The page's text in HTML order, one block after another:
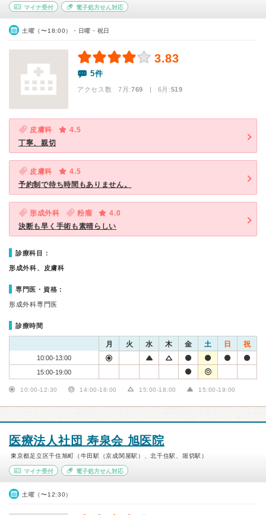
マイナ受付 電子処方せん対応
土曜（〜18:00）・日曜・祝日
3.83
5件
アクセス数 7月:769 | 6月:519
皮膚科
4.5
丁寧、親切
皮膚科
4.5
予約制で待ち時間もありません。
形成外科 粉瘤
4.0
決断も早く手術も素晴らしい
診療科目：
形成外科、皮膚科
専門医・資格：
形成外科専門医
診療時間
月 火 水 木 金 土 日 祝
10:00-13:00
15:00-19:00
10:00-12:30 14:00-18:00 15:00-18:00 15:00-19:00
医療法人社団 寿泉会 旭医院
東京都足立区千住旭町（牛田駅（京成関屋駅）、北千住駅、堀切駅）
マイナ受付 電子処方せん対応
土曜（〜12:30）